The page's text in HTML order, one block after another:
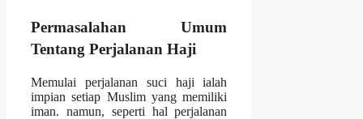
Permasalahan Umum
Tentang Perjalanan Haji
Memulai perjalanan suci haji ialah
impian setiap Muslim yang memiliki
iman. namun, seperti hal perjalanan